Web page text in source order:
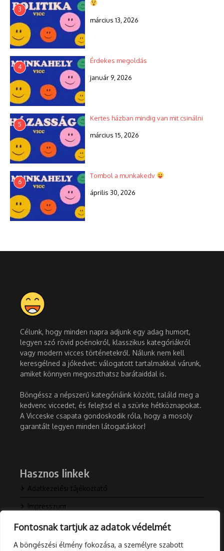
Fontosnak tartjuk az adatok védelmét
A böngészési élmény fokozása, a személyre szabott
3
március 13, 2026
4
Érdekes megoldás
január 9, 2026
5
Kertes házban mindig van mit csinálni
március 15, 2026
6
Tombol a munkakedv
április 30, 2026
Célunk, hogy minden napra adjunk egy adag humort,
legyen szó rövid poénokról, klasszikus kategóriákról
vagy modern vicces történetekről. Nálunk nem kell
keresgélned a jókedvet: válogatott tartalmakkal várunk,
amiket könnyen megoszthatsz barátaiddal is.
Böngéssz a népszerű kategóriáink között, találd meg a
kedvenc viccedet, és felejtsd el a szürke hétköznapokat.
A Vicceske csapata gondoskodik róla, hogy a mosoly
garantált legyen minden látogatáskor!
Hasznos linkek
Adatkezelési tájékoztató
Impresszum
Kapcsolat
Rólunk